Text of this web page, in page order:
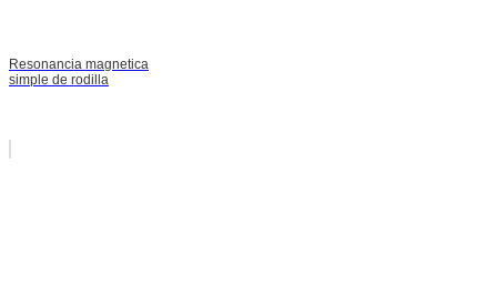
Resonancia magnetica
simple de rodilla